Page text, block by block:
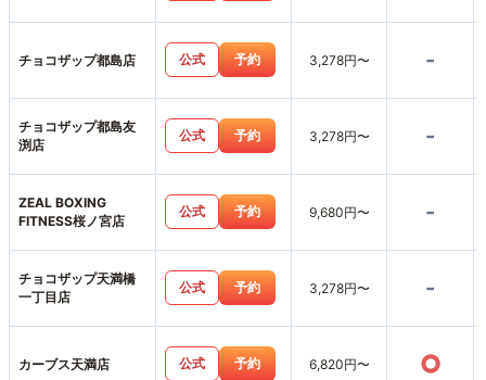
チョコザップ都島店 公式 予約 3,278円〜 -
チョコザップ都島友
渕店
公式 予約 3,278円〜 -
ZEAL BOXING
FITNESS桜ノ宮店
公式 予約 9,680円〜 -
チョコザップ天満橋
一丁目店
公式 予約 3,278円〜 -
カーブス天満店 公式 予約 6,820円〜 ○